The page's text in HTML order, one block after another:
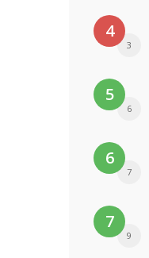
4
3
5
6
6
7
7
9